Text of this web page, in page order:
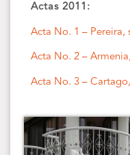
Actas 2011:
Acta No. 1 – Pereira,
Acta No. 2 –
Acta No. 3 –